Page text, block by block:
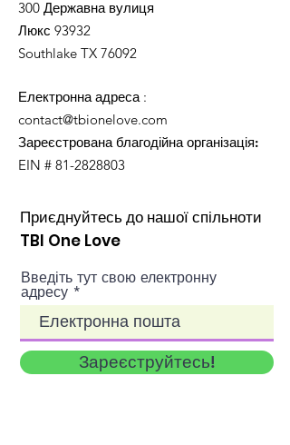
300 Державна вулиця
Люкс 93932
Southlake TX 76092
Електронна адреса:
contact@tbionelove.com
Зареєстрована благодійна організація:
EIN # 81-2828803
Приєднуйтесь до нашої спільноти
TBI One Love
Введіть тут свою електронну
адресу
Зареєструйтесь!